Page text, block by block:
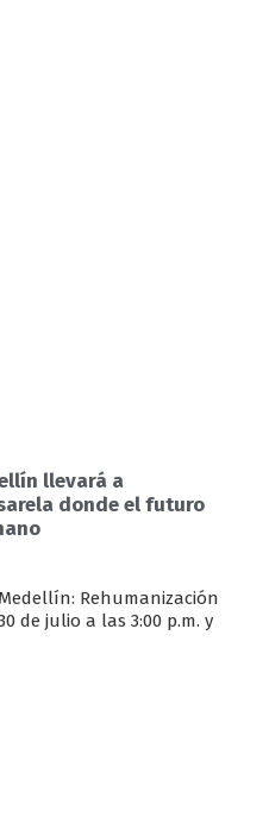
llevará a
donde el futuro
Rehumanización
de julio a las 3:00 p.m. y